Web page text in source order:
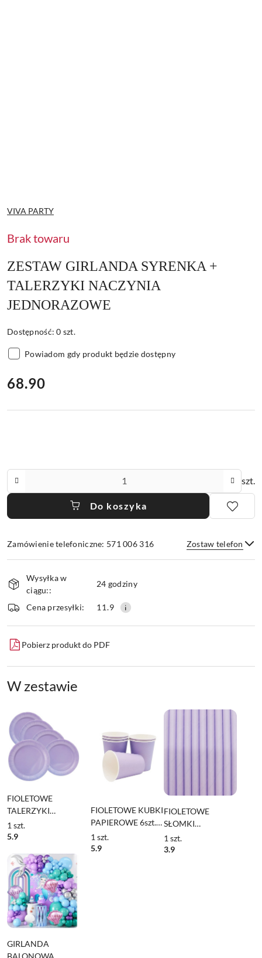
NAZWA
PRODUCENTA:
VIVA PARTY
Brak towaru
ZESTAW GIRLANDA SYRENKA +
TALERZYKI NACZYNIA
JEDNORAZOWE
Dostępność:0 szt.
Powiadom gdy produkt będzie dostępny
cena:
68.90
szt.
Do koszyka
Zamówienie telefoniczne: 571 006 316 Zostaw telefon
i
dostawa
Wysyłka w
ciągu::
24 godziny
Cena przesyłki: 11.9
Pobierz produkt do PDF
W zestawie
FIOLETOWE
TALERZYKI
PAPIEROWE 6szt.
TALERZYKI
1 szt.
5.9
FIOLETOWE KUBKI
PAPIEROWE 6szt.
KUBECZKI
JEDNORAZOWE
1szt.
5.9
FIOLETOWE
SŁOMKI
PAPIEROWE 10szt.
SŁOMKI
1 szt.
3.9
GIRLANDA